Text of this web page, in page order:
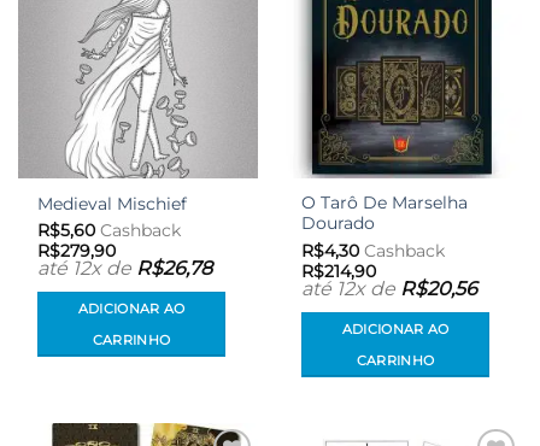
Medieval Mischief
R$5,60 Cashback
R$279,90
até 12x de R$26,78
ADICIONAR AO
CARRINHO
O Tarô De Marselha
Dourado
R$4,30 Cashback
R$214,90
até 12x de R$20,56
ADICIONAR AO
CARRINHO